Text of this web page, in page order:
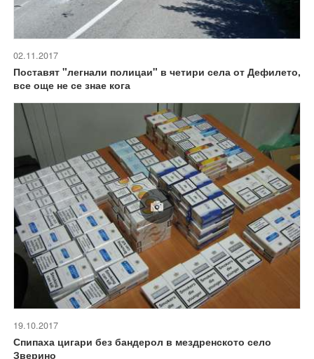
02.11.2017
Поставят "легнали полицаи" в четири села от Дефилето,
все още не се знае кога
19.10.2017
Спипаха цигари без бандерол в мездренското село
Зверино